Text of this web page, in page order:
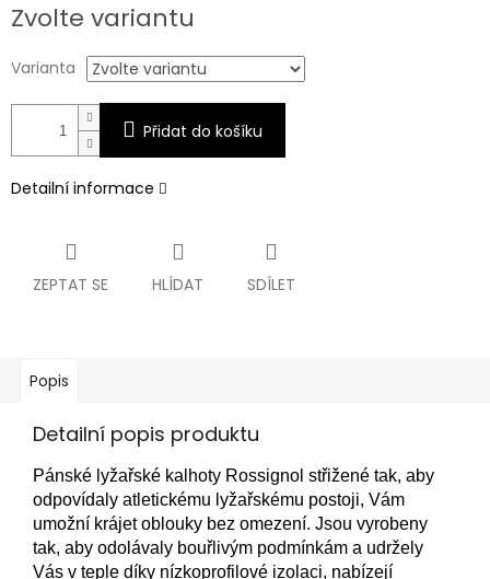
cena:
Zvolte variantu
Varianta
Přidat do košíku
Detailní informace
ZEPTAT SE HLÍDAT SDÍLET
Popis
Detailní popis produktu
Pánské lyžařské kalhoty Rossignol střižené tak, aby
odpovídaly atletickému lyžařskému postoji, Vám
umožní krájet oblouky bez omezení. Jsou vyrobeny
tak, aby odolávaly bouřlivým podmínkám a udržely
Vás v teple díky nízkoprofilové izolaci, nabízejí